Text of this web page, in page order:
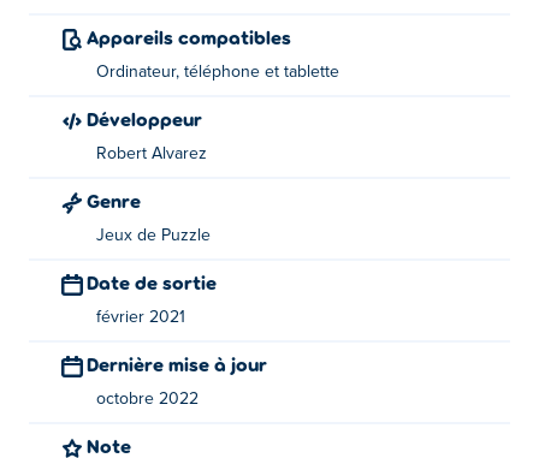
Les contrôles:
Déplacer la pièce - Cliquez sur la pièce que vous
souhaitez déplacer, puis cliquez sur l'un des points.
À propos du créateur:
Chessformer a été créé par Robert Alvarez. Ils ont
d'autres jeux sur Poki:
Appareils compatibles
Ordinateur, téléphone et tablette
Développeur
Robert Alvarez
Genre
Jeux de Puzzle
Date de sortie
février 2021
Dernière mise à jour
octobre 2022
Note